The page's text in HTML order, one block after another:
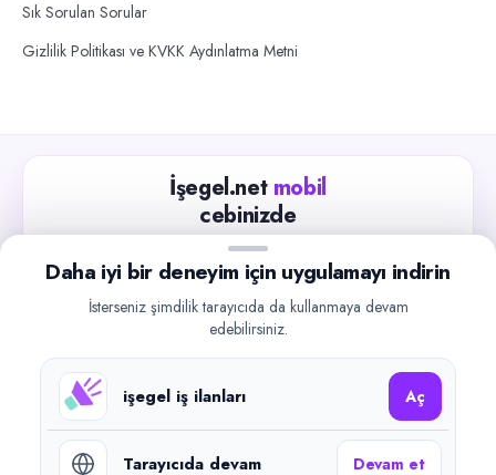
Sık Sorulan Sorular
Gizlilik Politikası ve KVKK Aydınlatma Metni
İşegel.net mobil
cebinizde
Güncel iş ilanlarını takip edin, işverenlerle hızlıca
iletişime geçin.
Google Play
©2026işegel.net. Tüm hakları saklıdır.
Daha iyi bir deneyim için uygulamayı indirin
İsterseniz şimdilik tarayıcıda da kullanmaya devam
edebilirsiniz.
işegel iş ilanları Aç
Tarayıcıda devam Devam et